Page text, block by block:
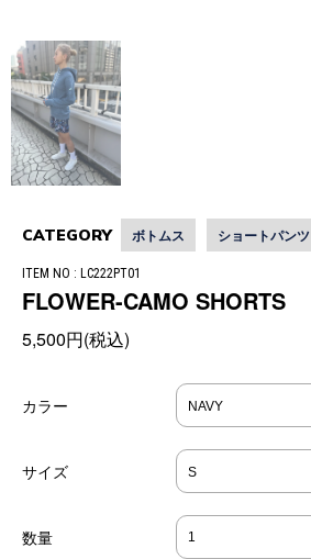
CATEGORY ボトムス ショートパンツ
ITEM NO : LC222PT01
FLOWER-CAMO SHORTS
5,500円(税込)
カラー
サイズ
数量